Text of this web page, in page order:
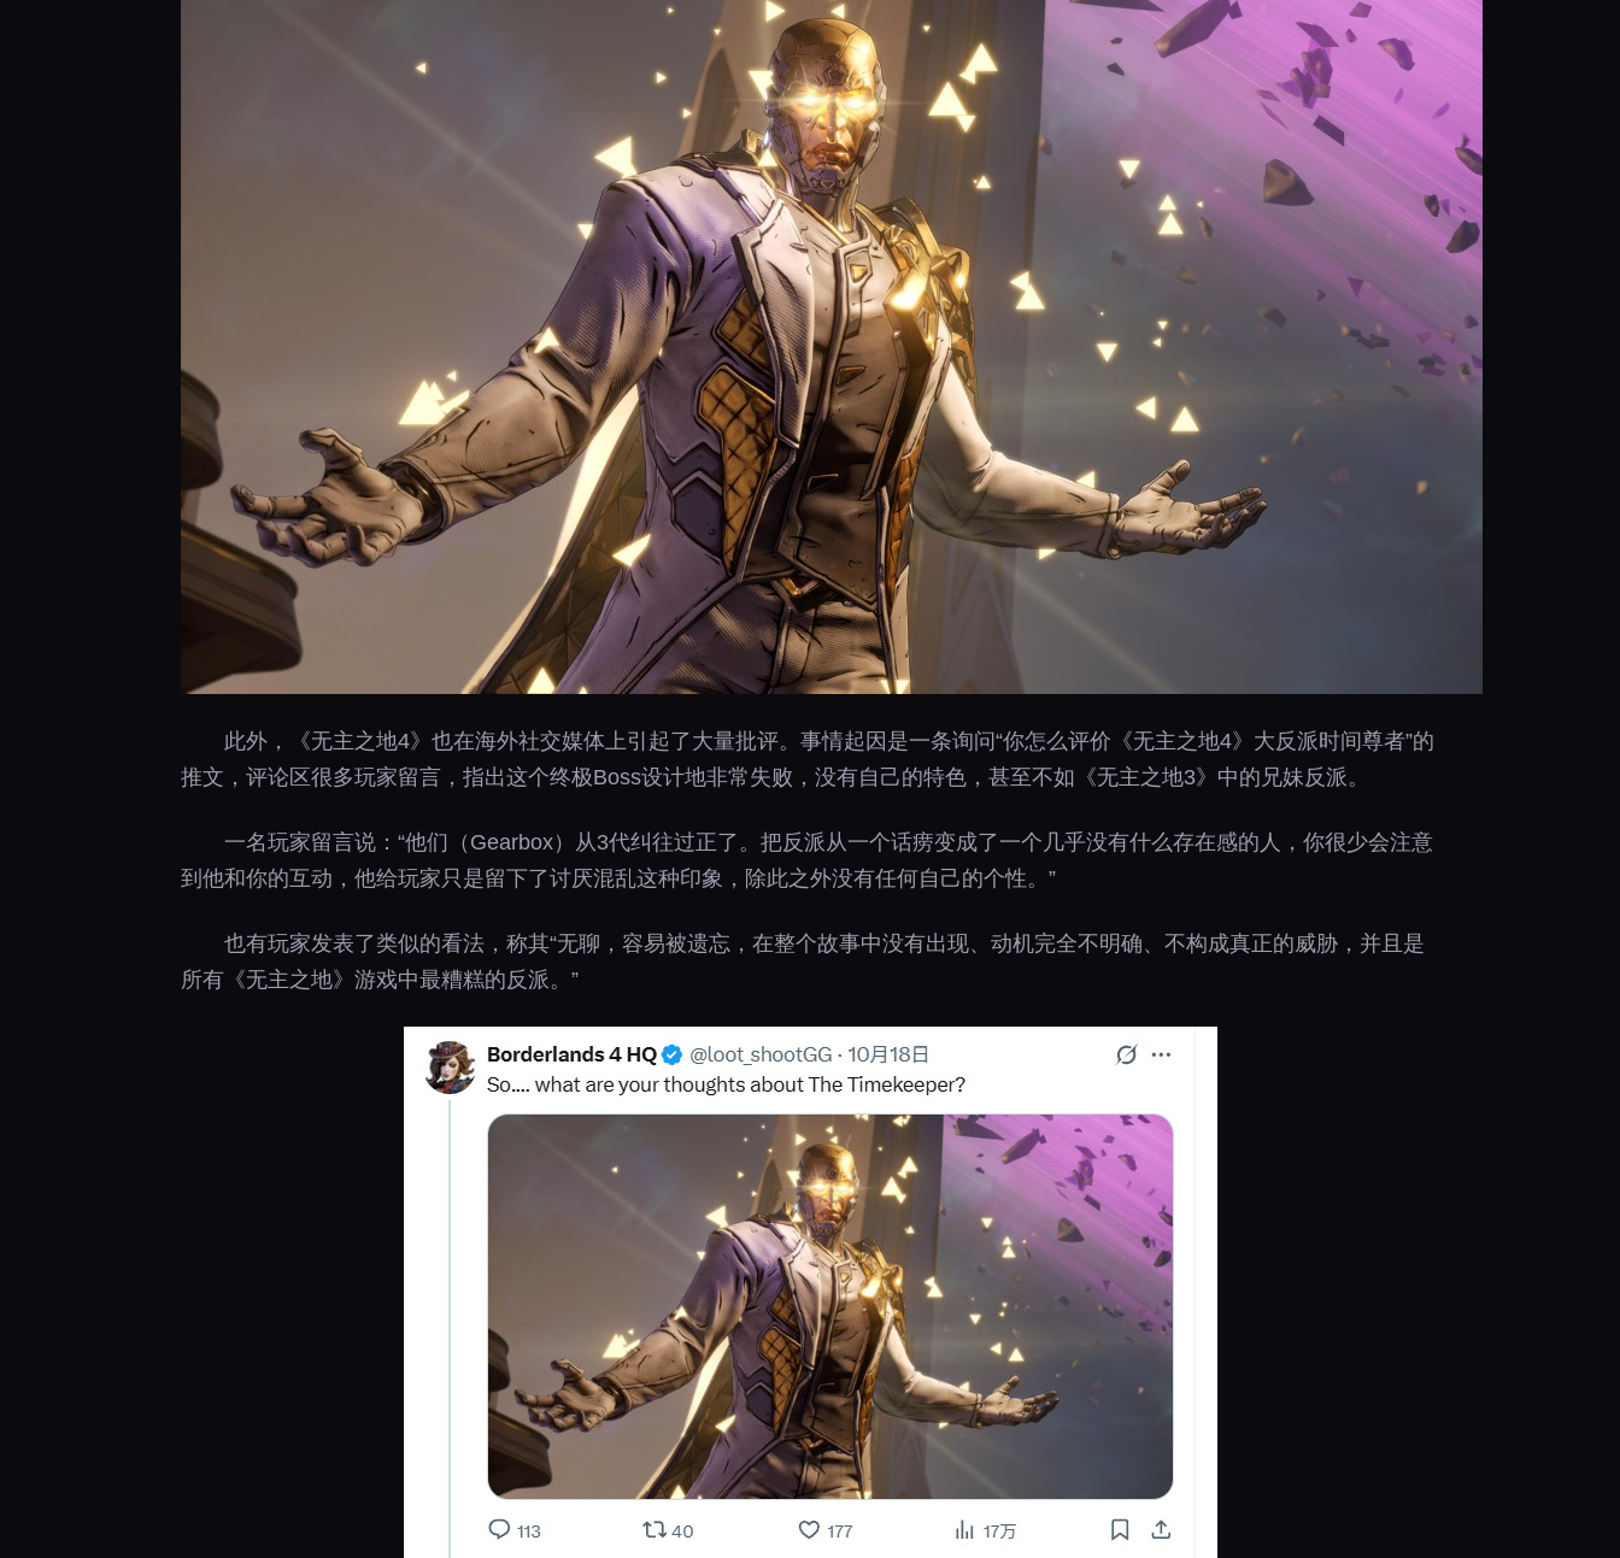
此外，《无主之地4》也在海外社交媒体上引起了大量批评。事情起因是一条询问“你怎么评价《无主之地4》大反派时间尊者”的
推文，评论区很多玩家留言，指出这个终极Boss设计地非常失败，没有自己的特色，甚至不如《无主之地3》中的兄妹反派。
一名玩家留言说：“他们（Gearbox）从3代纠往过正了。把反派从一个话痨变成了一个几乎没有什么存在感的人，你很少会注意
到他和你的互动，他给玩家只是留下了讨厌混乱这种印象，除此之外没有任何自己的个性。”
也有玩家发表了类似的看法，称其“无聊，容易被遗忘，在整个故事中没有出现、动机完全不明确、不构成真正的威胁，并且是
所有《无主之地》游戏中最糟糕的反派。”